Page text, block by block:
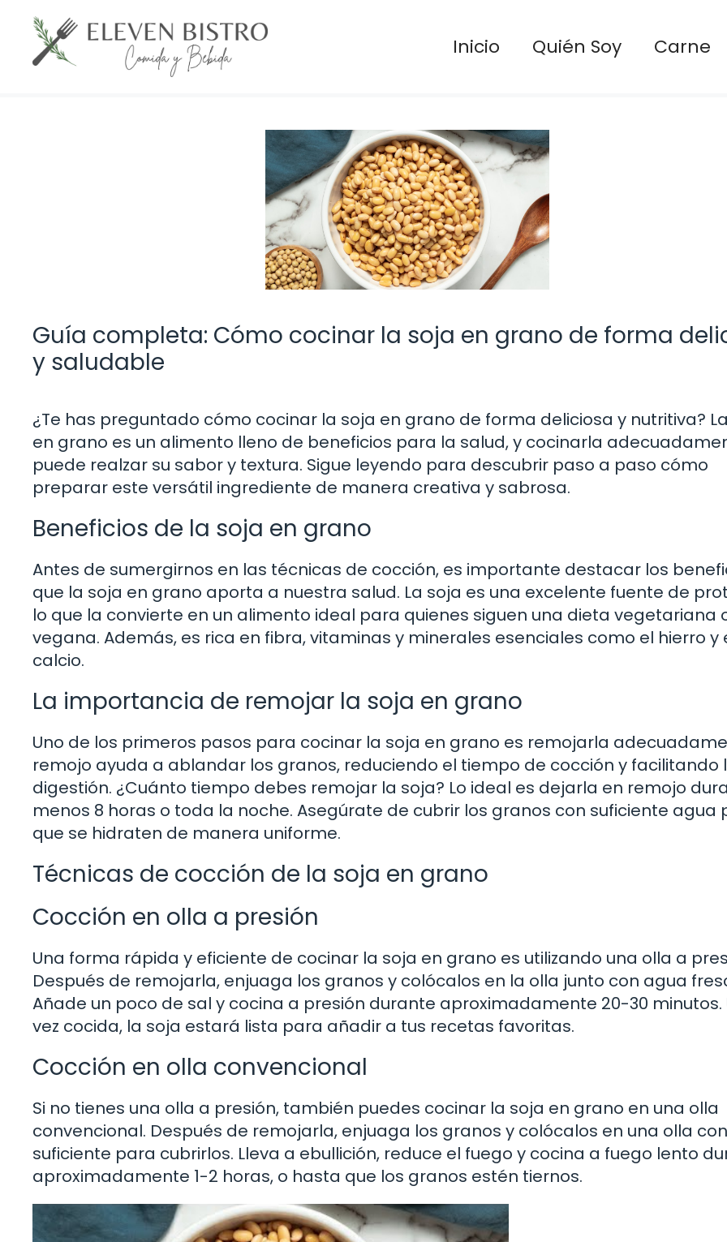
Saltar
contenido
Inicio Quién Soy Carne
Guía completa: Cómo cocinar la soja en grano de forma
y saludable
¿Te has preguntado cómo cocinar la soja en grano de forma deliciosa y nutritiva?
en grano es un alimento lleno de beneficios para la salud, y cocinarla
puede realzar su sabor y textura. Sigue leyendo para descubrir paso a paso cómo
preparar este versátil ingrediente de manera creativa y sabrosa.
Beneficios de la soja en grano
Antes de sumergirnos en las técnicas de cocción, es importante destacar los
que la soja en grano aporta a nuestra salud. La soja es una excelente fuente de
lo que la convierte en un alimento ideal para quienes siguen una dieta vegetariana
vegana. Además, es rica en fibra, vitaminas y minerales esenciales como el hierro y
calcio.
La importancia de remojar la soja en grano
Uno de los primeros pasos para cocinar la soja en grano es remojarla
remojo ayuda a ablandar los granos, reduciendo el tiempo de cocción y facilitando
digestión. ¿Cuánto tiempo debes remojar la soja? Lo ideal es dejarla en remojo
menos 8 horas o toda la noche. Asegúrate de cubrir los granos con suficiente agua
que se hidraten de manera uniforme.
Técnicas de cocción de la soja en grano
Cocción en olla a presión
Una forma rápida y eficiente de cocinar la soja en grano es utilizando una olla a
Después de remojarla, enjuaga los granos y colócalos en la olla junto con agua
Añade un poco de sal y cocina a presión durante aproximadamente 20-30 minutos.
vez cocida, la soja estará lista para añadir a tus recetas favoritas.
Cocción en olla convencional
Si no tienes una olla a presión, también puedes cocinar la soja en grano en una olla
convencional. Después de remojarla, enjuaga los granos y colócalos en una olla
suficiente para cubrirlos. Lleva a ebullición, reduce el fuego y cocina a fuego lento
aproximadamente 1-2 horas, o hasta que los granos estén tiernos.